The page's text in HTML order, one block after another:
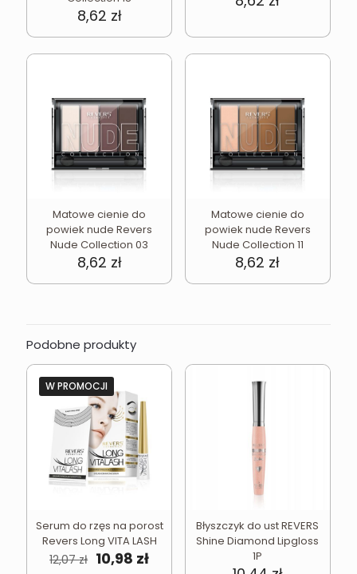
8,62 zł
Matowe cienie do
powiek nude Revers
Nude Collection 03
8,62 zł
Matowe cienie do
powiek nude Revers
Nude Collection 11
8,62 zł
Podobne produkty
W PROMOCJI
Serum do rzęs na porost
Revers Long VITA LASH
12,07zł Pierwotna
10,98 złAktualna
Błyszczyk do ust REVERS
Shine Diamond Lipgloss
1P